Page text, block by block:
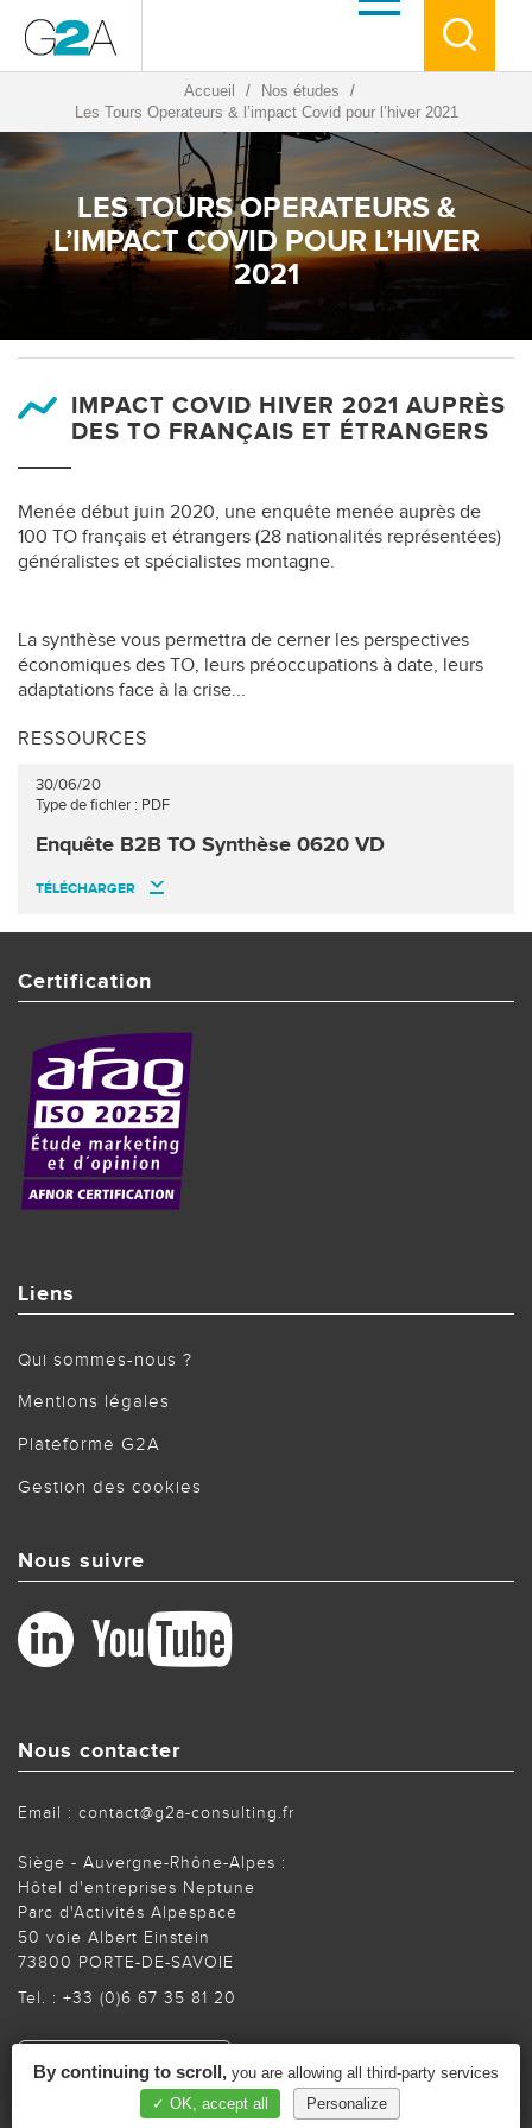
Accueil / Nos études
/
Les Tours Operateurs & l’impact Covid pour l’hiver 2021
LES TOURS OPERATEURS &
L’IMPACT COVID POUR L’HIVER
2021
IMPACT COVID HIVER 2021 AUPRÈS
DES TO FRANÇAIS ET ÉTRANGERS
Menée début juin 2020, une enquête menée auprès de
100 TO français et étrangers (28 nationalités représentées)
généralistes et spécialistes montagne.
La synthèse vous permettra de cerner les perspectives
économiques des TO, leurs préoccupations à date, leurs
adaptations face à la crise...
RESSOURCES
30/06/20
Type de fichier : PDF
Enquête B2B TO Synthèse 0620 VD
TÉLÉCHARGER
Certification
Liens
Qui sommes-nous ?
Mentions légales
Plateforme G2A
Gestion des cookies
Nous suivre
Nous contacter
Email : contact@g2a-consulting.fr
Siège - Auvergne-Rhône-Alpes :
Hôtel d'entreprises Neptune
Parc d'Activités Alpespace
50 voie Albert Einstein
73800 PORTE-DE-SAVOIE
Tel. : +33 (0)6 67 35 81 20
CONTACT
By continuing to scroll, you are allowing all third-party services
✓ OK, accept all
Personalize